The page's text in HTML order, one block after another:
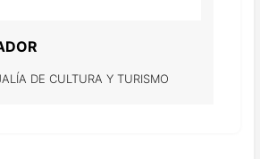
DE CULTURA Y TURISMO